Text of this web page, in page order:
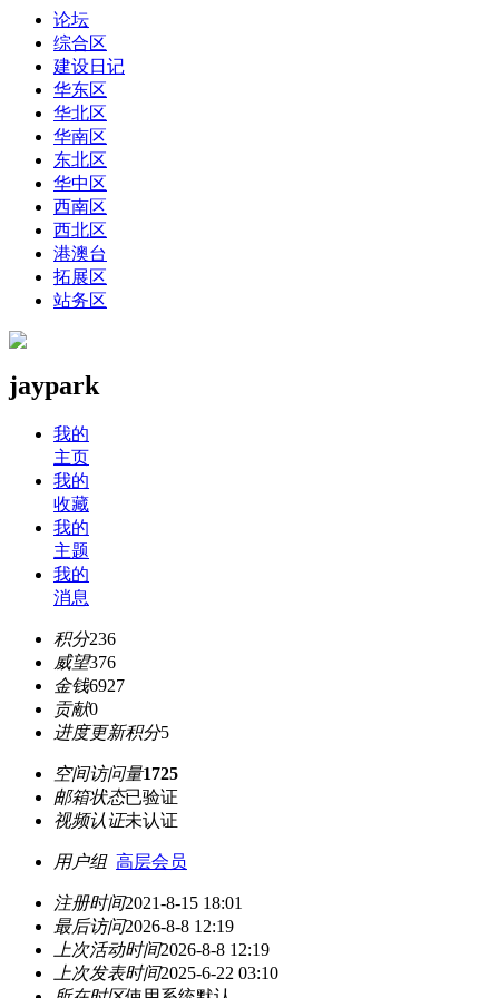
论坛
综合区
建设日记
华东区
华北区
华南区
东北区
华中区
西南区
西北区
港澳台
拓展区
站务区
jaypark
我的
主页
我的
收藏
我的
主题
我的
消息
积分236
威望376
金钱6927
贡献0
进度更新积分5
空间访问量1725
邮箱状态已验证
视频认证未认证
用户组 高层会员
注册时间2021-8-15 18:01
最后访问2026-8-8 12:19
上次活动时间2026-8-8 12:19
上次发表时间2025-6-22 03:10